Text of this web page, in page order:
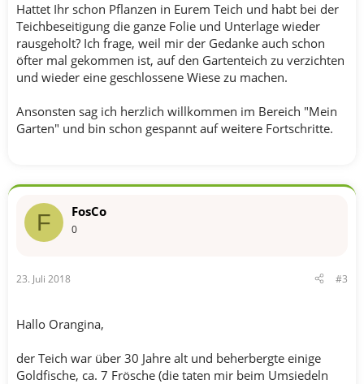
Hattet Ihr schon Pflanzen in Eurem Teich und habt bei der
Teichbeseitigung die ganze Folie und Unterlage wieder
rausgeholt? Ich frage, weil mir der Gedanke auch schon
öfter mal gekommen ist, auf den Gartenteich zu verzichten
und wieder eine geschlossene Wiese zu machen.
Ansonsten sag ich herzlich willkommen im Bereich "Mein
Garten" und bin schon gespannt auf weitere Fortschritte.
F FosCo
0
23. Juli 2018 #3
Hallo Orangina,
der Teich war über 30 Jahre alt und beherbergte einige
Goldfische, ca. 7 Frösche (die taten mir beim Umsiedeln